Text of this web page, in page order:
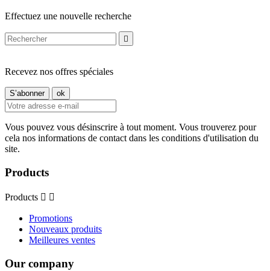
Effectuez une nouvelle recherche

Recevez nos offres spéciales
Vous pouvez vous désinscrire à tout moment. Vous trouverez pour
cela nos informations de contact dans les conditions d'utilisation du
site.
Products
Products  
Promotions
Nouveaux produits
Meilleures ventes
Our company